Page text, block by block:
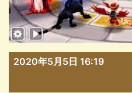
2020年5月5日 16:19